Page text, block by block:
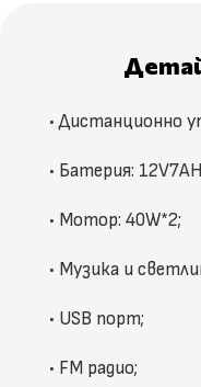
• Дистанционно
• Батерия:
• Мотор: 40W*2;
• Mузика и
• USB порт;
• FM радио;